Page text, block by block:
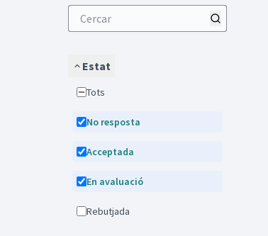
Estat
Tots
No resposta
Acceptada
En avaluació
Rebutjada